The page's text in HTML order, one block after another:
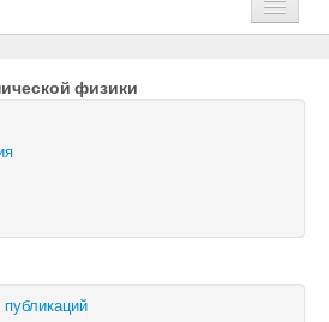
физики
физики
физики